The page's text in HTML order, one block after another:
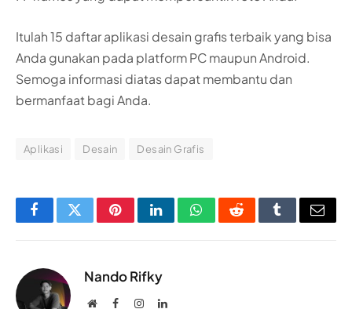
Itulah 15 daftar aplikasi desain grafis terbaik yang bisa
Anda gunakan pada platform PC maupun Android.
Semoga informasi diatas dapat membantu dan
bermanfaat bagi Anda.
Aplikasi Desain Desain Grafis
FacebookTwitterPinterestLinkedInWhatsAppRedditTumblrEmail
Nando Rifky
WebsiteFacebookInstagramLinkedIn